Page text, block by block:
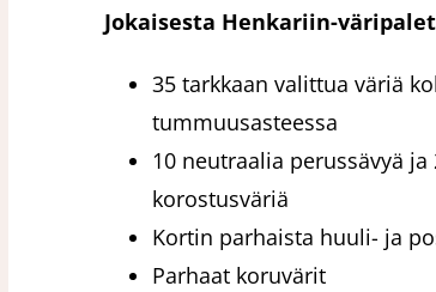
Jokaisesta Henkariin-
35 tarkkaan valittua väriä
tummuusasteessa
10 neutraalia perussävyä ja
korostusväriä
Kortin parhaista huuli- ja
Parhaat koruvärit